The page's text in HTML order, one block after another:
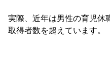
実際、近年は男性の育児休
取得者数を超えています。